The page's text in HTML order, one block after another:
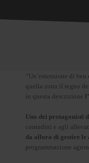
“Un’estensione di
quella zona il regno
in questa descrizione
Uno dei protagonisti
contadini e agli
da allora di gestire le
programmazione